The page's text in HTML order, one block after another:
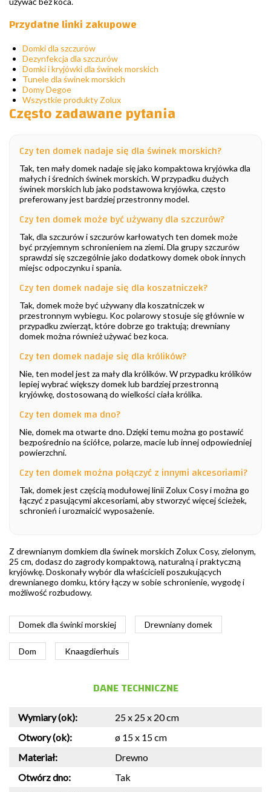
Przydatne linki zakupowe
Domki dla szczurów
Dezynfekcja dla szczurów
Domki i kryjówki dla świnek morskich
Tunele dla świnek morskich
Domy Degoe
Wszystkie produkty Zolux
Często zadawane pytania
Czy ten domek nadaje się dla świnek morskich?
Tak, ten mały domek nadaje się jako kompaktowa kryjówka dla
małych i średnich świnek morskich. W przypadku dużych
świnek morskich lub jako podstawowa kryjówka, często
preferowany jest bardziej przestronny model.
Czy ten domek może być używany dla szczurów?
Tak, dla szczurów i szczurów karłowatych ten domek może
być przyjemnym schronieniem na ziemi. Dla grupy szczurów
sprawdzi się szczególnie jako dodatkowy domek obok innych
miejsc odpoczynku i spania.
Czy ten domek nadaje się dla koszatniczek?
Tak, domek może być używany dla koszatniczek w
przestronnym wybiegu. Koc polarowy stosuje się głównie w
przypadku zwierząt, które dobrze go traktują; drewniany
domek można również używać bez koca.
Czy ten domek nadaje się dla królików?
Nie, ten model jest za mały dla królików. W przypadku królików
lepiej wybrać większy domek lub bardziej przestronną
kryjówkę, dostosowaną do wielkości ciała królika.
Czy ten domek ma dno?
Nie, domek ma otwarte dno. Dzięki temu można go postawić
bezpośrednio na ściółce, polarze, macie lub innej odpowiedniej
powierzchni.
Czy ten domek można połączyć z innymi akcesoriami?
Tak, domek jest częścią modułowej linii Zolux Cosy i można go
łączyć z pasującymi akcesoriami, aby stworzyć więcej ścieżek,
schronień i urozmaicić wyposażenie.
Z drewnianym domkiem dla świnek morskich Zolux Cosy, zielonym,
25 cm, dodasz do zagrody kompaktową, naturalną i praktyczną
kryjówkę. Doskonały wybór dla właścicieli poszukujących
drewnianego domku, który łączy w sobie schronienie, wygodę i
możliwość rozbudowy.
Domek dla świnki morskiej Drewniany domek
Dom Knaagdierhuis
DANE TECHNICZNE
Wymiary (ok):
25 x 25 x 20 cm
Otwory (ok):
ø 15 x 15 cm
Materiał:
Drewno
Otwórz dno:
Tak